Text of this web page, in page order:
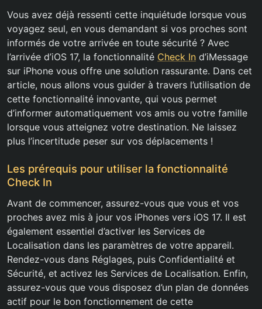
Vous avez déjà ressenti cette inquiétude lorsque vous
voyagez seul, en vous demandant si vos proches sont
informés de votre arrivée en toute sécurité ? Avec
l’arrivée d’iOS 17, la fonctionnalité Check In d’iMessage
sur iPhone vous offre une solution rassurante. Dans cet
article, nous allons vous guider à travers l’utilisation de
cette fonctionnalité innovante, qui vous permet
d’informer automatiquement vos amis ou votre famille
lorsque vous atteignez votre destination. Ne laissez
plus l’incertitude peser sur vos déplacements !
Les prérequis pour utiliser la fonctionnalité
Check In
Avant de commencer, assurez-vous que vous et vos
proches avez mis à jour vos iPhones vers iOS 17. Il est
également essentiel d’activer les Services de
Localisation dans les paramètres de votre appareil.
Rendez-vous dans Réglages, puis Confidentialité et
Sécurité, et activez les Services de Localisation. Enfin,
assurez-vous que vous disposez d’un plan de données
actif pour le bon fonctionnement de cette